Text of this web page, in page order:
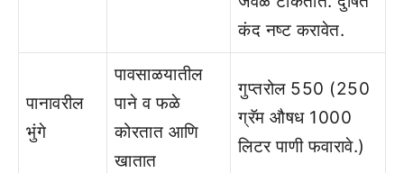
कंद नष्‍ट करावेत.
पानावरील
भुंगे
पावसाळयातील
पाने व फळे
कोरतात आणि
खातात
गुप्‍तरोल 550 (250
ग्रॅम औषध 1000
लिटर पाणी फवारावे.)